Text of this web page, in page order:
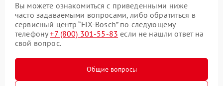
Вы можете ознакомиться с приведенными ниже
часто задаваемыми вопросами, либо обратиться в
сервисный центр “FIX-Bosch” по следующему
телефону+7 (800) 301-55-83 если не нашли ответ на
свой вопрос.
Общие вопросы